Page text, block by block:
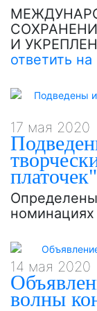
И
ответить
17 мая 2020
платочек"
номинациях
14 мая 2020
волны